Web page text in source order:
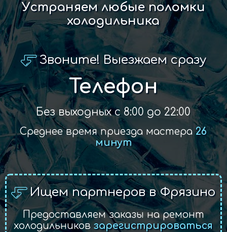
Устраняем любые поломки
холодильника
Звоните! Выезжаем сразу
Телефон
Без выходных с 8:00 до 22:00
Среднее время приезда мастера26
минут
Ищем партнеров в Фрязино
Предоставляем заказы на ремонт
холодильниковзарегистрироваться